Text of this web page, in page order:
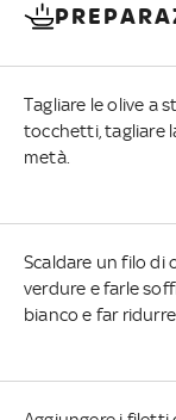
Tagliare le olive a
tocchetti, tagliare
metà.
Scaldare un filo di
verdure e farle
bianco e far